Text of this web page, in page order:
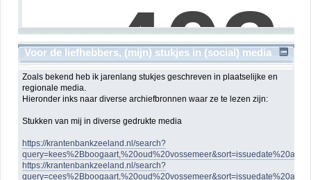
Voor de liefhebbers, (mijn) stukjes in (social) media
Zoals bekend heb ik jarenlang stukjes geschreven in plaatselijke en
regionale media.
Hieronder inks naar diverse archiefbronnen waar ze te lezen zijn:
Stukken van mij in diverse gedrukte media
https://krantenbankzeeland.nl/search?
https://krantenbankzeeland.nl/search?